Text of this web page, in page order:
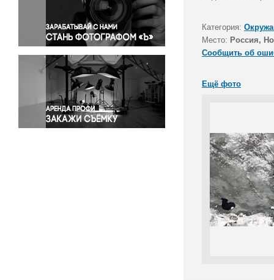
Правосудие
Происшествия и конфликты
Религия
Светская жизнь
Спорт
Экология
Экономика и бизнес
Категория:
Место: Россия,
Сообщить об
Ещё фото